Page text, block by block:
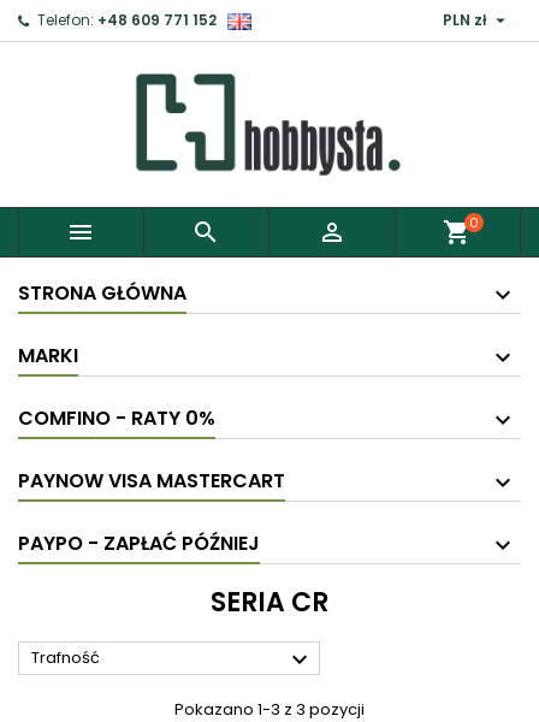
Telefon: +48 609 771 152 PLN zł 
   shopping_cart0
STRONA GŁÓWNA
MARKI
COMFINO - RATY 0%
PAYNOW VISA MASTERCART
PAYPO - ZAPŁAĆ PÓŹNIEJ
SERIA CR
Trafność 
Pokazano 1-3 z 3 pozycji
Zaloguj ×
Aby zapisać produkty do Schowka, musisz się
Anuluj Zaloguj